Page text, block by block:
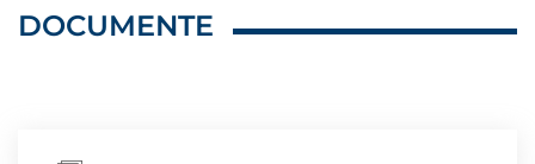
DOCUMENTE